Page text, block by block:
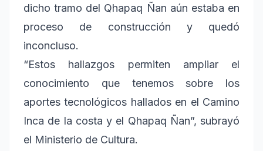
dicho tramo del Qhapaq Ñan aún estaba en
proceso de construcción y quedó
inconcluso.
“Estos hallazgos permiten ampliar el
conocimiento que tenemos sobre los
aportes tecnológicos hallados en el Camino
Inca de la costa y el Qhapaq Ñan”, subrayó
el Ministerio de Cultura.